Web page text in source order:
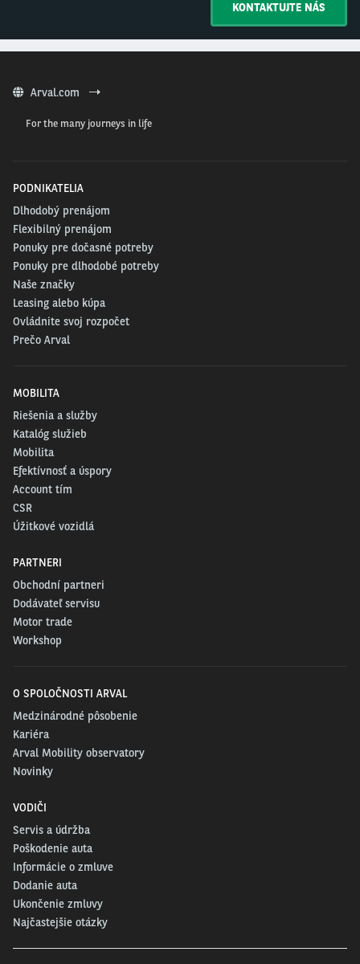
KONTAKTUJTE NÁS
Arval.com
For the many journeys in life
PODNIKATELIA
Dlhodobý prenájom
Flexibilný prenájom
Ponuky pre dočasné potreby
Ponuky pre dlhodobé potreby
Naše značky
Leasing alebo kúpa
Ovládnite svoj rozpočet
Prečo Arval
MOBILITA
Riešenia a služby
Katalóg služieb
Mobilita
Efektívnosť a úspory
Account tím
CSR
Úžitkové vozidlá
PARTNERI
Obchodní partneri
Dodávateľ servisu
Motor trade
Workshop
O SPOLOČNOSTI ARVAL
Medzinárodné pôsobenie
Kariéra
Arval Mobility observatory
Novinky
VODIČI
Servis a údržba
Poškodenie auta
Informácie o zmluve
Dodanie auta
Ukončenie zmluvy
Najčastejšie otázky